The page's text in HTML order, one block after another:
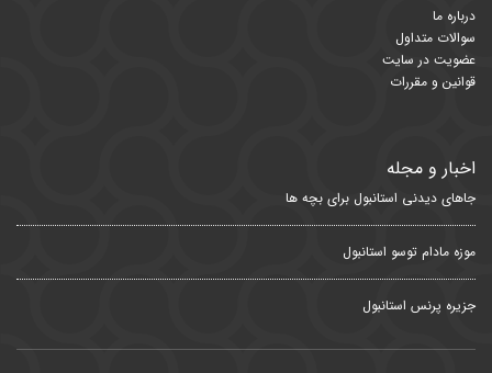
درباره ما
سوالات متداول
عضویت در سایت
قوانین و مقررات
اخبار و مجله
جاهای دیدنی استانبول برای بچه ها
موزه مادام توسو استانبول
جزیره پرنس استانبول